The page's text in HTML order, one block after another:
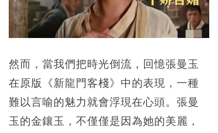
然而，當我們把時光倒流，回憶張曼玉
在原版《新龍門客棧》中的表現，一種
難以言喻的魅力就會浮現在心頭。張曼
玉的金鑲玉，不僅僅是因為她的美麗，